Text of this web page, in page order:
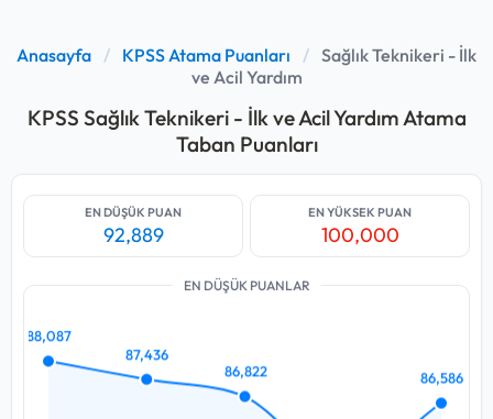
Anasayfa / KPSS Atama Puanları / Sağlık Teknikeri - İlk
ve Acil Yardım
KPSS Sağlık Teknikeri - İlk ve Acil Yardım Atama
Taban Puanları
EN DÜŞÜK PUAN
92,889
EN YÜKSEK PUAN
100,000
EN DÜŞÜK PUANLAR